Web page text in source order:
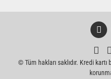
© Tüm hakları saklıdır. Kredi